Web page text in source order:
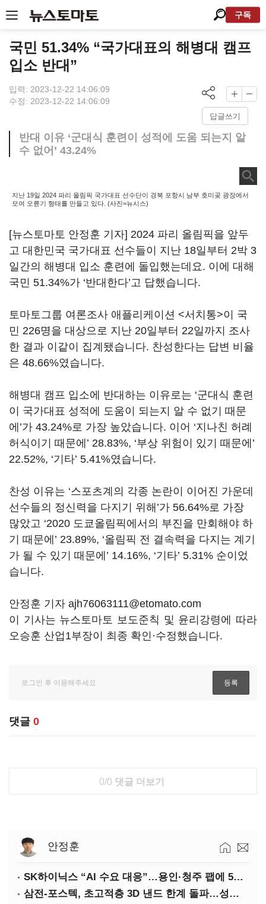
구독
국민 51.34% “국가대표의 해병대 캠프
입소 반대”
입력: 2023-12-22 14:06:09
수정: 2023-12-22 14:06:09
답글쓰기
반대 이유 ‘군대식 훈련이 성적에 도움 되는지 알
수 없어’ 43.24%
지난 19일 2024 파리 올림픽 국가대표 선수단이 경북 포항시 남부 호미곶 광장에서
모여 오륜기 형태를 만들고 있다. (사진=뉴시스)
[뉴스토마토 안정훈 기자] 2024 파리 올림픽을 앞두
고 대한민국 국가대표 선수들이 지난 18일부터 2박 3
일간의 해병대 입소 훈련에 돌입했는데요. 이에 대해
국민 51.34%가 ‘반대한다’고 답했습니다.
토마토그룹 여론조사 애플리케이션 <서치통>이 국
민 226명을 대상으로 지난 20일부터 22일까지 조사
한 결과 이같이 집계됐습니다. 찬성한다는 답변 비율
은 48.66%였습니다.
해병대 캠프 입소에 반대하는 이유로는 ‘군대식 훈련
이 국가대표 성적에 도움이 되는지 알 수 없기 때문
에’가 43.24%로 가장 높았습니다. 이어 ‘지나친 허례
허식이기 때문에’ 28.83%, ‘부상 위험이 있기 때문에’
22.52%, ‘기타’ 5.41%였습니다.
찬성 이유는 ‘스포츠계의 각종 논란이 이어진 가운데
선수들의 정신력을 다지기 위해’가 56.64%로 가장
많았고 ‘2020 도쿄올림픽에서의 부진을 만회해야 하
기 때문에’ 23.89%, ‘올림픽 전 결속력을 다지는 계기
가 될 수 있기 때문에’ 14.16%, ‘기타’ 5.31% 순이었
습니다.
안정훈 기자 ajh76063111@etomato.com
이 기사는 뉴스토마토 보도준칙 및 윤리강령에 따라
오승훈 산업1부장이 최종 확인·수정했습니다.
댓글 0
0/0 댓글 더보기
안정훈
SK하이닉스 “AI 수요 대응”…용인·청주 팹에 54조 투자
삼전-포스텍, 초고적층 3D 낸드 한계 돌파…성능·전력효율 개선